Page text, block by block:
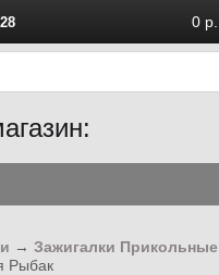
0 р.
10:00 до 18:00 (Москва)
→ Зажигалки Прикольные
Рыбак